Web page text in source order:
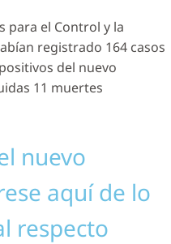
para el Control y la
registrado 164 casos
del nuevo
11 muertes
nuevo
aquí de lo
respecto